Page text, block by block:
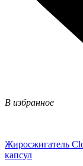
В избранное
Жиросжигатель
капсул